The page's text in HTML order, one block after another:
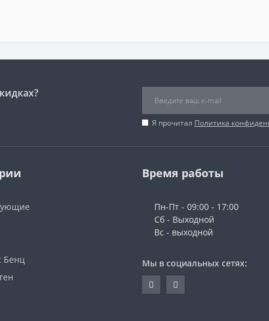
Я прочитал Политика
Бенц
Время работы
Пн-Пт - 09:00 - 17:00
Сб - Выходной
Вс - выходной
Мы в социальных сетях: